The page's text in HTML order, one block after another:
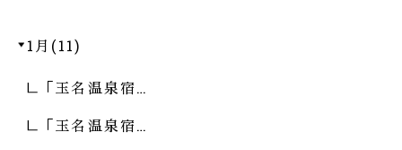
1月(11)
「玉名温泉宿…
「玉名温泉宿…